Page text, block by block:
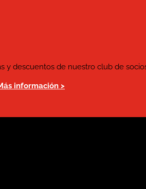
y descuentos de nuestro club de
información >